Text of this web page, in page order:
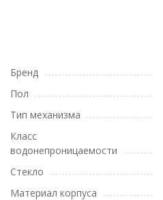
Бренд
Пол
Тип механизма
Класс
водонепроницаемости
Стекло
Материал корпуса